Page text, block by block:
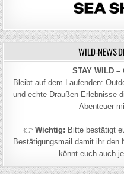
WILD-NEWS
STAY WILD
Bleibt auf dem Laufenden:
und echte Draußen-Erlebnisse
Abenteuer
👉 Wichtig: Bitte bestätigt
Bestätigungsmail damit ihr den
könnt euch auch